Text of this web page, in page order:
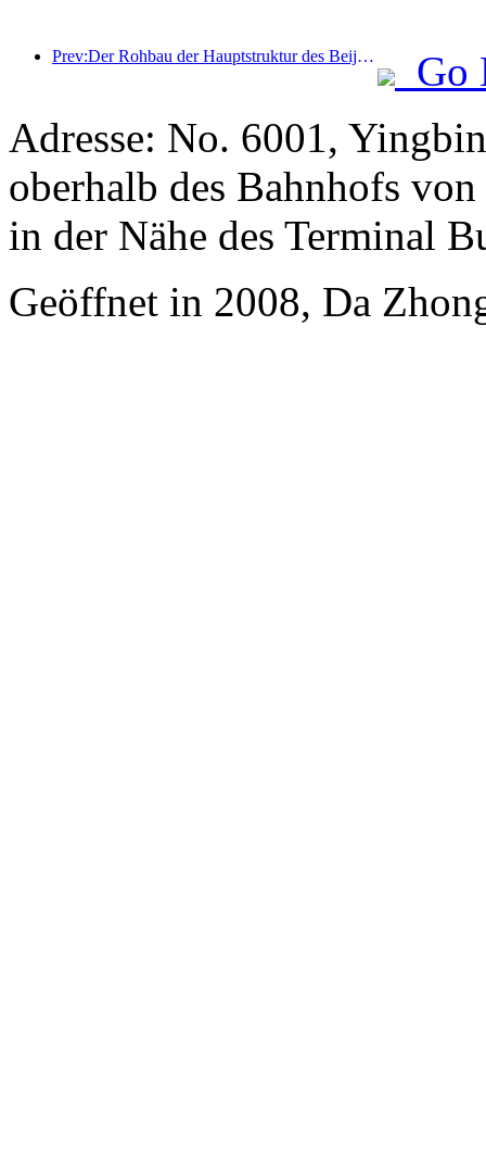
Prev:Der Rohbau der Hauptstruktur des Beijing Haichang Ocean Park soll bis Ende des Jahres fertiggestellt sein; die Fertigstellung und Eröffnung werden für das Jahr 2027 erwartet.
Go
Adresse: No. 6001,
oberhalb des Bahnhofs
in der Nähe des Terminal
Geöffnet in 2008, Da